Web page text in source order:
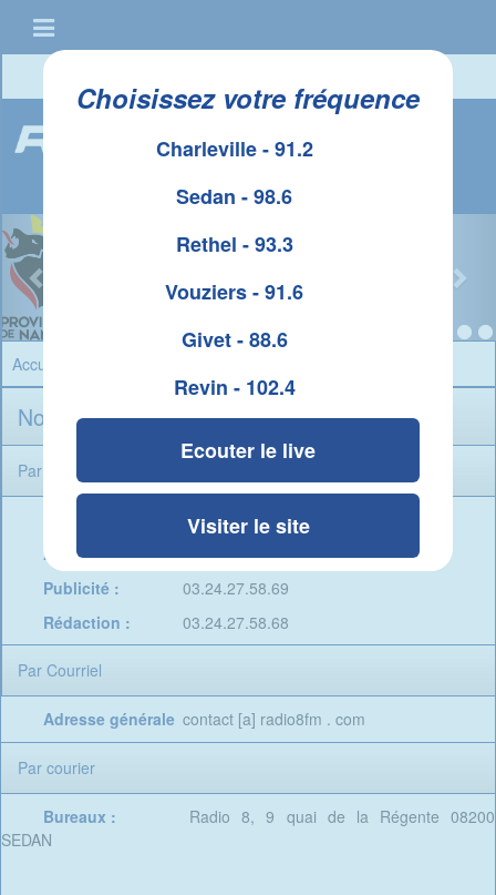
Choisissez votre fréquence
Charleville - 91.2
Sedan - 98.6
Rethel - 93.3
Vouziers - 91.6
Givet - 88.6
Revin - 102.4
Ecouter le live
Visiter le site
Accueil
Nous contacter
Par téléphone
03.24.27.45.46
Admin. & Prog. : 03.24.27.66.72
Publicité :
03.24.27.58.69
Rédaction :
03.24.27.58.68
Par Courriel
Adresse générale contact [a] radio8fm . com
Par courier
Bureaux :
Radio 8, 9 quai de la Régente 08200
SEDAN